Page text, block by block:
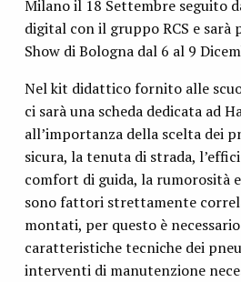
Milano il 18 Settembre seguito
digital con il gruppo RCS e sarà
Show di Bologna dal 6 al 9
Nel kit didattico fornito alle
ci sarà una scheda dedicata ad
all’importanza della scelta dei
sicura, la tenuta di strada,
comfort di guida, la rumorosità
sono fattori strettamente
montati, per questo è
caratteristiche tecniche dei
interventi di manutenzione